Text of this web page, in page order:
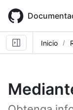
main
content
Inicio